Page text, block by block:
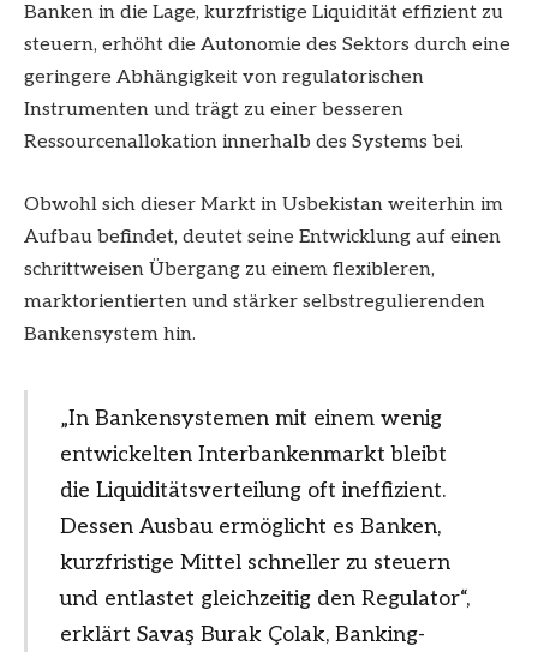
Banken in die Lage, kurzfristige Liquidität effizient zu
steuern, erhöht die Autonomie des Sektors durch eine
geringere Abhängigkeit von regulatorischen
Instrumenten und trägt zu einer besseren
Ressourcenallokation innerhalb des Systems bei.
Obwohl sich dieser Markt in Usbekistan weiterhin im
Aufbau befindet, deutet seine Entwicklung auf einen
schrittweisen Übergang zu einem flexibleren,
marktorientierten und stärker selbstregulierenden
Bankensystem hin.
„In Bankensystemen mit einem wenig
entwickelten Interbankenmarkt bleibt
die Liquiditätsverteilung oft ineffizient.
Dessen Ausbau ermöglicht es Banken,
kurzfristige Mittel schneller zu steuern
und entlastet gleichzeitig den Regulator“,
erklärt Savaş Burak Çolak, Banking-